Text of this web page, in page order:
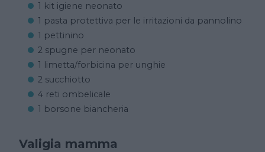
1 kit igiene neonato
1 pasta protettiva per le irritazioni da pannolino
1 pettinino
2 spugne per neonato
1 limetta/forbicina per unghie
2 succhiotto
4 reti ombelicale
1 borsone biancheria
Valigia mamma